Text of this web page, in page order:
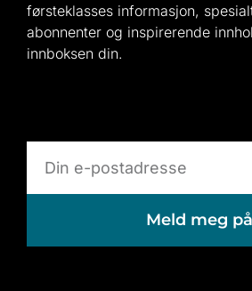
førsteklasses informasjon,
abonnenter og inspirerende
innboksen din.
Meld meg på